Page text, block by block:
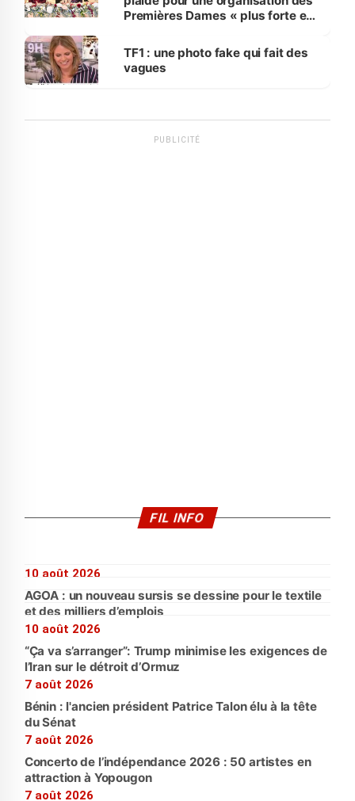
Premières Dames « plus forte et
sur la scène internationale »
TF1 : une photo fake qui fait des
vagues
PUBLICITÉ
FIL INFO
10 août 2026
AGOA : un nouveau sursis se dessine pour le textile
et des milliers d’emplois
10 août 2026
“Ça va s’arranger”: Trump minimise les exigences de
l’Iran sur le détroit d’Ormuz
7 août 2026
Bénin : l'ancien président Patrice Talon élu à la tête
du Sénat
7 août 2026
Concerto de l’indépendance 2026 : 50 artistes en
attraction à Yopougon
7 août 2026